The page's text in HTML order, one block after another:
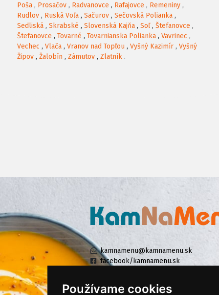
Používame cookies
Poša , Prosačov , Radvanovce , Rafajovce , Remeniny ,
Rudlov , Ruská Voľa , Sačurov , Sečovská Polianka ,
Sedliská , Skrabské , Slovenská Kajňa , Soľ, Štefanovce ,
Štefanovce , Tovarné , Tovarnianska Polianka , Vavrinec ,
Vechec , Vlača , Vranov nad Topľou , Vyšný Kazimír , Vyšný
Žipov , Žalobín , Zámutov , Zlatník .
kamnamenu@kamnamenu.sk
facebook/kamnamenu.sk